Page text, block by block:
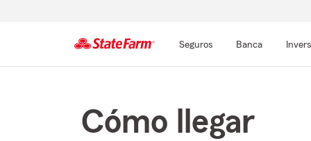
Seguros Banca
Cómo llegar